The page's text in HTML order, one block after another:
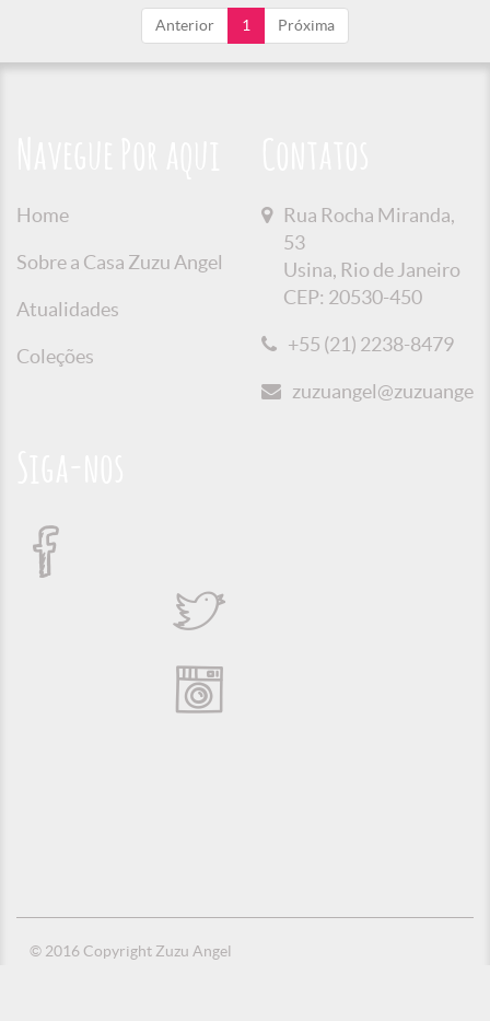
Anterior 1 Próxima
Home
Sobre a Casa Zuzu Angel
Atualidades
Coleções
Rua Rocha Miranda,
53
Usina, Rio de Janeiro
CEP: 20530-450
+55 (21) 2238-8479
© 2016 Copyright Zuzu Angel